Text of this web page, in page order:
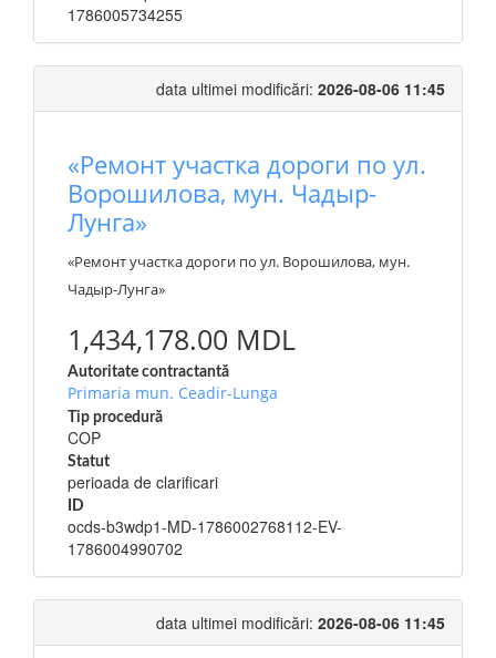
1786005734255
data ultimei modificări: 2026-08-06 11:45
«Ремонт участка дороги по ул.
Ворошилова, мун. Чадыр-
Лунга»
«Ремонт участка дороги по ул. Ворошилова, мун.
Чадыр-Лунга»
1,434,178.00 MDL
Autoritate contractantă
Primaria mun. Ceadir-Lunga
Tip procedură
COP
Statut
perioada de clarificari
ID
ocds-b3wdp1-MD-1786002768112-EV-
1786004990702
data ultimei modificări: 2026-08-06 11:45